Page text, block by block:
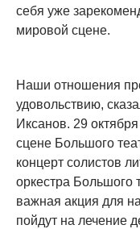
себя уже
мировой сцене.
Наши отношения
удовольствию,
Иксанов. 29
сцене Большого
концерт солистов
оркестра Большого
важная акция для
пойдут на лечение